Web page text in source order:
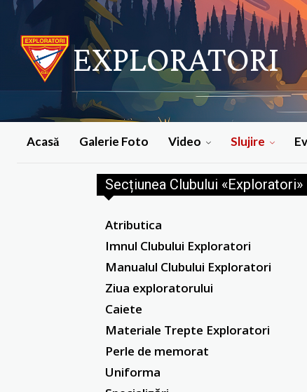
EXPLORATORI
Acasă Galerie Foto Video Slujire
Secțiunea Clubului «Exploratori»
Atributica
Imnul Clubului Exploratori
Manualul Clubului Exploratori
Ziua exploratorului
Caiete
Materiale Trepte Exploratori
Perle de memorat
Uniforma